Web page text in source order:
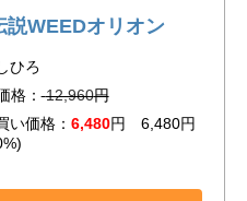
説WEEDオリオン
ひろ
格： 12,960円
い価格： 6,480円 6,480円